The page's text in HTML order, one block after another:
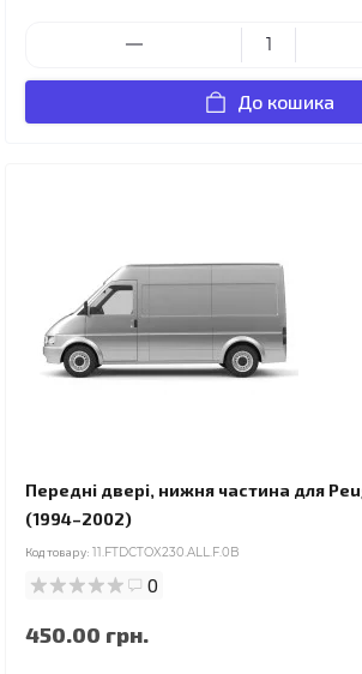
До кошика
Передні двері, нижня частина для
(1994–2002)
Код товару: 11.FTDCTOX230.ALL.F.0B
0
450.00 грн.